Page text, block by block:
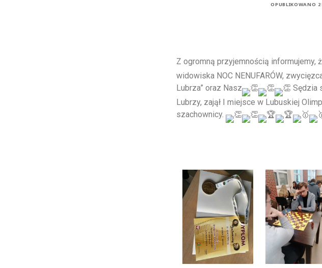
OPUBLIKOWANO
Z ogromną przyjemnością informujemy,
widowiska NOC NENUFARÓW,
Lubrza” oraz Nasz
Sędzia
Lubrzy, zajął I miejsce w Lubuskiej
szachownicy.